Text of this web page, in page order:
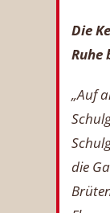
Die
Ruhe
„Auf
die